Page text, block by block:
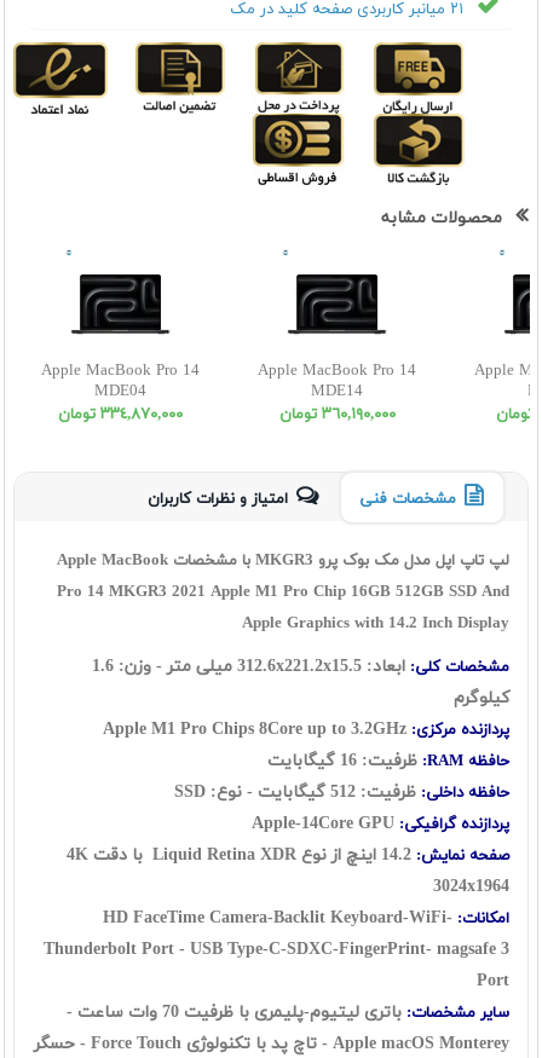
۲۱ میانبر کاربردی صفحه کلید در مک
محصولات مشابه
Apple MacBook Pro 14
MDE04
٣٣٤,٨٧٠,٠٠٠ تومان
Apple MacBook Pro 14
MDE14
٣٦٠,١٩٠,٠٠٠ تومان
Apple
مشخصات فنی امتیاز و نظرات کاربران
لپ تاپ اپل مدل مک بوک پرو MKGR3
با مشخصات Apple MacBook
Pro 14 MKGR3 2021 Apple M1 Pro Chip 16GB 512GB SSD And
Apple Graphics with 14.2 Inch Display
مشخصات کلی:
ابعاد: 312.6x221.2x15.5 میلی متر - وزن: 1.6
کیلوگرم
پردازنده مرکزی:
حافظه RAM: ظرفیت: 16 گیگابایت
حافظه داخلی: ظرفیت: 512 گیگابایت - نوع: SSD
پردازنده گرافیکی: Apple-14Core GPU
صفحه نمایش: Liquid Retina XDR
با دقت 4K
3024x1964
امکانات: HD FaceTime Camera-Backlit Keyboard-WiFi-
Thunderbolt Port - USB Type-C-SDXC-FingerPrint- magsafe 3
Port
سایر مشخصات:
باتری لیتیوم-پلیمری با ظرفیت 70 وات ساعت -
Apple macOS Monterey - تاچ پد با تکنولوژی Force Touch - حسگر